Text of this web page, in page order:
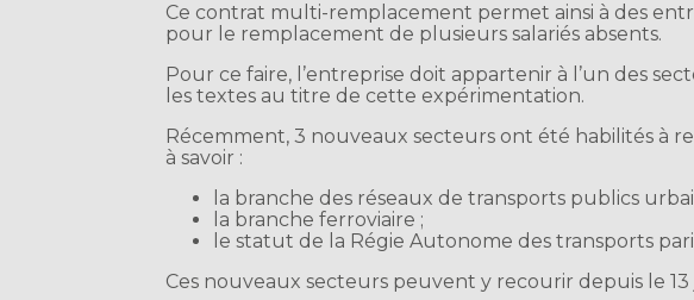
Ce contrat multi-remplacement permet ainsi à des
pour le remplacement de plusieurs salariés absents.
Pour ce faire, l’entreprise doit appartenir à l’un des
les textes au titre de cette expérimentation.
Récemment, 3 nouveaux secteurs ont été habilités à
à savoir :
la branche des réseaux de transports publics
la branche ferroviaire ;
le statut de la Régie Autonome des transports
Ces nouveaux secteurs peuvent y recourir depuis le 13